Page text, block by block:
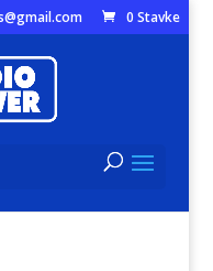
0 Stavke